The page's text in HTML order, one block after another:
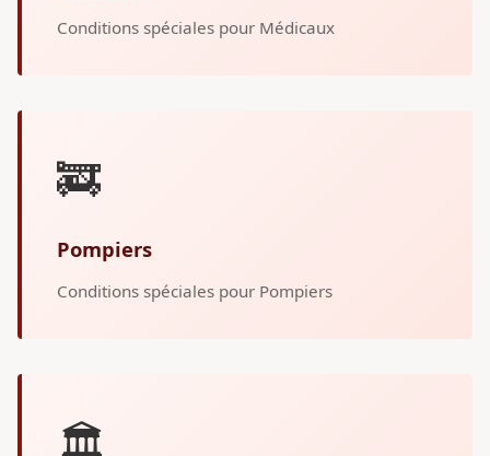
Conditions spéciales pour Médicaux
🚒
Pompiers
Conditions spéciales pour Pompiers
🏛️